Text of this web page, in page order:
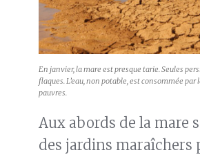
En janvier, la mare est presque tarie. Seules
flaques. L’eau, non potable, est consommée par
pauvres.
Aux abords de la mare
des jardins maraîchers